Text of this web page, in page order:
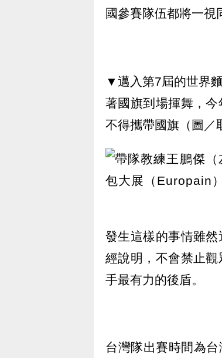
國參賽隊伍都將一視
▼邁入第7屆的世界
著國旗到場揮舞，
不得攜帶國旗（圖／
發生這樣的事情雖
經說明，不會禁止
手最有力的後盾。
台灣隊出賽時間為